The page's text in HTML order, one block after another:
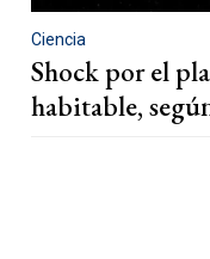
Ciencia
Shock por el
habitable,